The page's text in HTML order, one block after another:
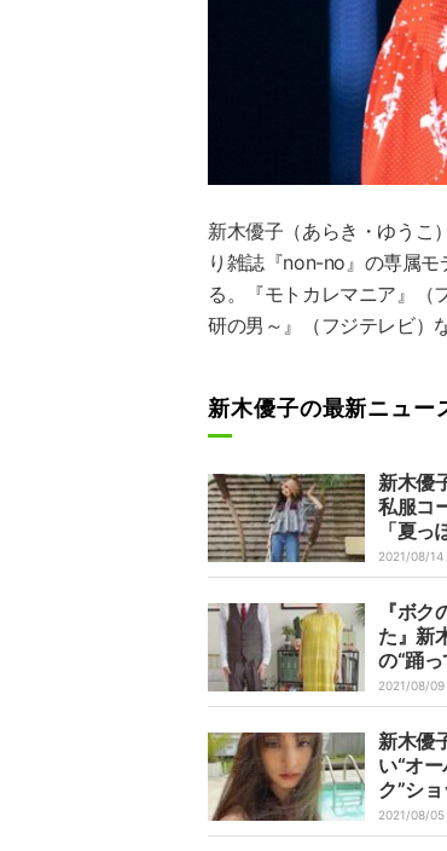
新木優子 （あらき・ゆう
り雑誌『non-no』の専属
る。『モトカレマニア』（
研の男～』（フジテレビ）
新木優子の最新ニュー
新木優
私服コ
「夏っ
「笑顔
2021/08/14
『ボク
た』新
の“踊
響「才
しそう
2021/08/09
新木優
い“オ
ク”シ
「もー
どい」
2021/08/05